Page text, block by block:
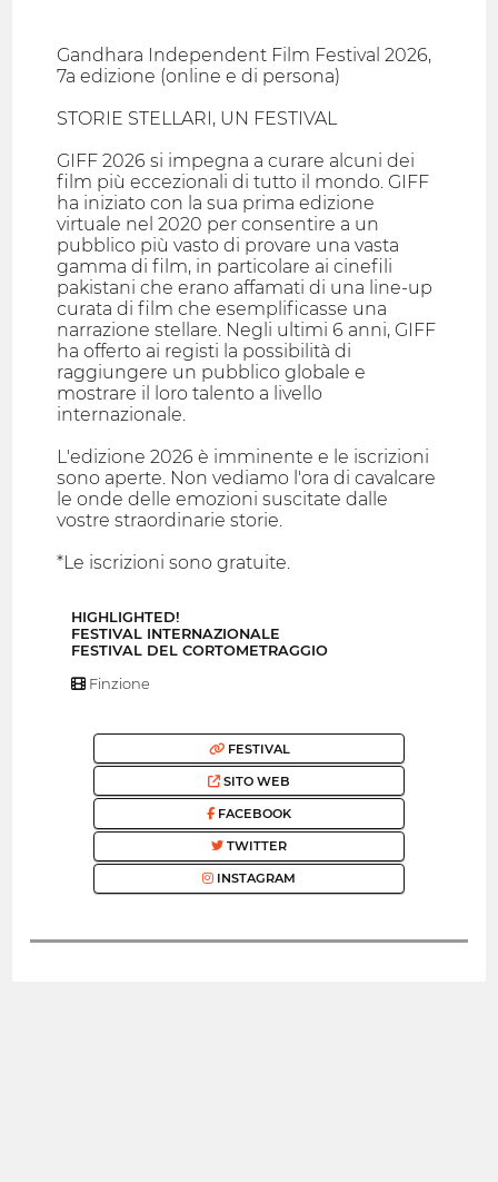
Gandhara Independent Film Festival 2026,
7a edizione (online e di persona)
STORIE STELLARI, UN FESTIVAL
GIFF 2026 si impegna a curare alcuni dei
film più eccezionali di tutto il mondo. GIFF
ha iniziato con la sua prima edizione
virtuale nel 2020 per consentire a un
pubblico più vasto di provare una vasta
gamma di film, in particolare ai cinefili
pakistani che erano affamati di una line-up
curata di film che esemplificasse una
narrazione stellare. Negli ultimi 6 anni, GIFF
ha offerto ai registi la possibilità di
raggiungere un pubblico globale e
mostrare il loro talento a livello
internazionale.
L'edizione 2026 è imminente e le iscrizioni
sono aperte. Non vediamo l'ora di cavalcare
le onde delle emozioni suscitate dalle
vostre straordinarie storie.
*Le iscrizioni sono gratuite.
HIGHLIGHTED!
FESTIVAL INTERNAZIONALE
FESTIVAL DEL CORTOMETRAGGIO
Finzione
FESTIVAL
SITO WEB
FACEBOOK
TWITTER
INSTAGRAM